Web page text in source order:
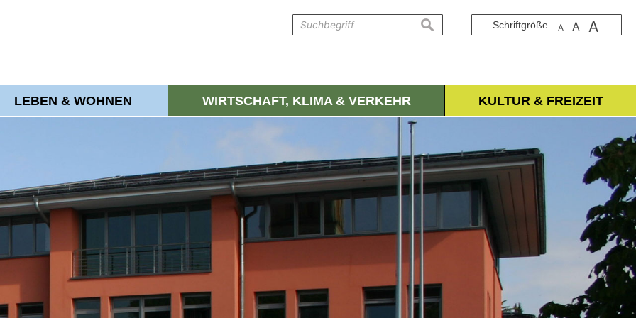
Schriftgröße A A A
suchen
LEBEN & WOHNEN WIRTSCHAFT, KLIMA & VERKEHR KULTUR & FREIZEIT